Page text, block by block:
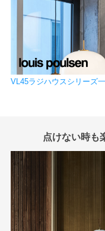
VL45ラジハウスシリーズ
点けない時も